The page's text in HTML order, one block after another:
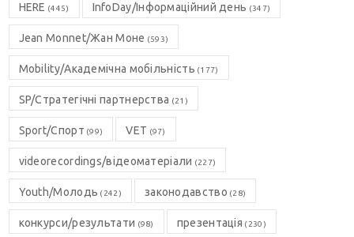
HERE (445) InfoDay/Інформаційний день (347)
Jean Monnet/Жан Моне (593)
Mobility/Академічна мобільність (177)
SP/Стратегічні партнерства (21)
Sport/Спорт (99) VET (97)
videorecordings/відеоматеріали (227)
Youth/Молодь (242) законодавство (28)
конкурси/результати (98) презентація (230)